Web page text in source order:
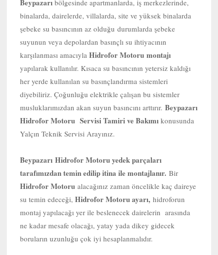
Beypazarı bölgesinde apartmanlarda, iş merkezlerinde,
binalarda, dairelerde, villalarda, site ve yüksek binalarda
şebeke su basıncının az olduğu durumlarda şebeke
suyunun veya depolardan basınçlı su ihtiyacının
karşılanması amacıyla Hidrofor Motoru montajı
yapılarak kullanılır. Kısaca su basıncının yetersiz kaldığı
her yerde kullanılan su basınçlandırma sistemleri
diyebiliriz. Çoğunluğu elektrikle çalışan bu sistemler
musluklarımızdan akan suyun basıncını arttırır. Beypazarı
Hidrofor Motoru Servisi Tamiri ve Bakımı konusunda
Yalçın Teknik Servisi Arayınız.
Beypazarı Hidrofor Motoru yedek parçaları
tarafımızdan temin edilip itina ile montajlanır. Bir
Hidrofor Motoru alacağınız zaman öncelikle kaç daireye
su temin edeceği, Hidrofor Motoru ayarı, hidroforun
montaj yapılacağı yer ile beslenecek dairelerin arasında
ne kadar mesafe olacağı, yatay yada dikey gidecek
boruların uzunluğu çok iyi hesaplanmalıdır.